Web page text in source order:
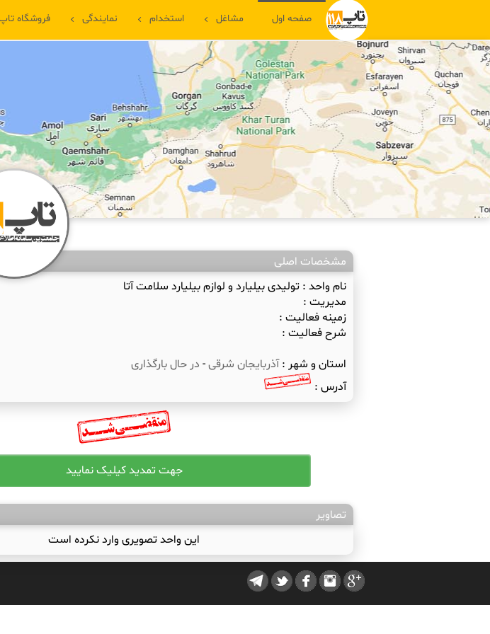
صفحه اول مشاغل استخدام نمایندگی فروشگاه
مشخصات اصلی
نام واحد :تولیدی بیلیارد و لوازم بیلیارد سلامت آتا
مدیریت :
زمینه فعالیت :
شرح فعالیت :
استان و شهر :آذربایجان شرقی- در حال بارگذاری
آدرس :
تصاویر
این واحد تصویری وارد نکرده است